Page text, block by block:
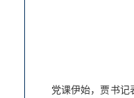
党课伊始，贾书记